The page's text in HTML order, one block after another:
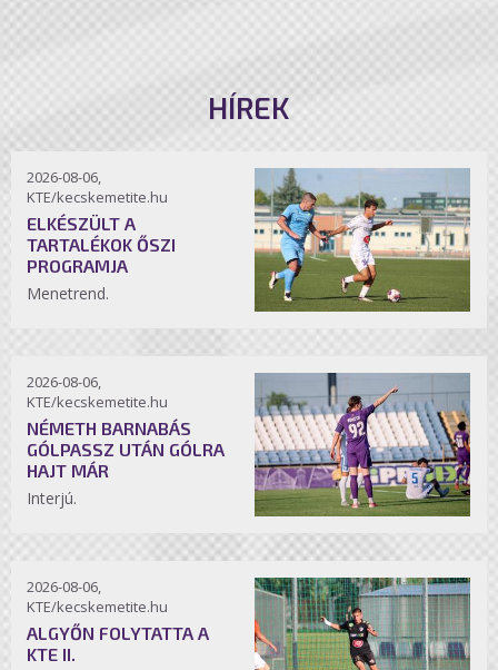
HÍREK
2026-08-06,
KTE/kecskemetite.hu
ELKÉSZÜLT A
TARTALÉKOK ŐSZI
PROGRAMJA
Menetrend.
2026-08-06,
KTE/kecskemetite.hu
NÉMETH BARNABÁS
GÓLPASSZ UTÁN GÓLRA
HAJT MÁR
Interjú.
2026-08-06,
KTE/kecskemetite.hu
ALGYŐN FOLYTATTA A
KTE II.